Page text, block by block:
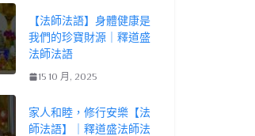
【法師法語】身體健康是
我們的珍寶財源｜釋道盛
法師法語
15 10 月, 2025
家人和睦，修行安樂【法
師法語】｜釋道盛法師法